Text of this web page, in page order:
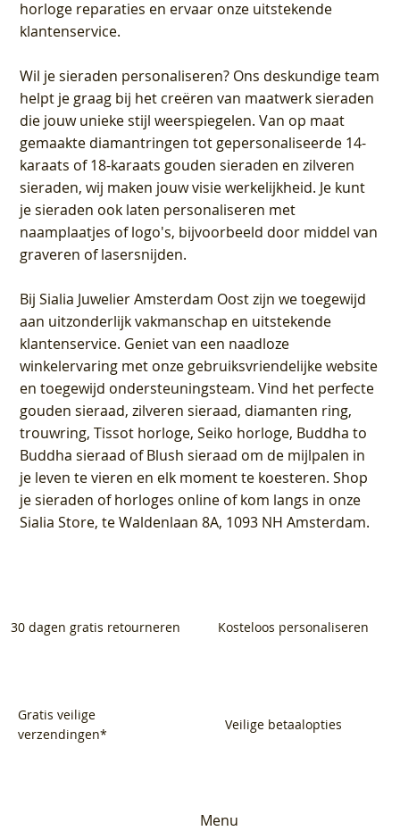
horloge reparaties en ervaar onze uitstekende
klantenservice.
Wil je sieraden personaliseren? Ons deskundige team
helpt je graag bij het creëren van maatwerk sieraden
die jouw unieke stijl weerspiegelen. Van op maat
gemaakte diamantringen tot gepersonaliseerde 14-
karaats of 18-karaats gouden sieraden en zilveren
sieraden, wij maken jouw visie werkelijkheid. Je kunt
je sieraden ook laten personaliseren met
naamplaatjes of logo's, bijvoorbeeld door middel van
graveren of lasersnijden.
BijSialia Juwelier Amsterdam Oostzijn we toegewijd
aan uitzonderlijk vakmanschap en uitstekende
klantenservice. Geniet van een naadloze
winkelervaring met onze gebruiksvriendelijke website
en toegewijd ondersteuningsteam. Vind het perfecte
gouden sieraad, zilveren sieraad, diamanten ring,
trouwring, Tissot horloge, Seiko horloge, Buddha to
Buddha sieraad of Blush sieraad om de mijlpalen in
je leven te vieren en elk moment te koesteren. Shop
je sieraden of horloges online of kom langs in onze
Sialia Store, te Waldenlaan 8A, 1093 NH Amsterdam.
30 dagen gratis retourneren Kosteloos personaliseren
Gratis veilige
verzendingen*
Veilige betaalopties
Menu